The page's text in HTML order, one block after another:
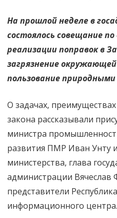
На прошлой неделе в
состоялось совещание
реализации поправок в
загрязнение
пользование природными
О задачах,
закона рассказывали
министра
развития ПМР Иван Унту
министерства, глава
администрации Вячеслав
представители
информационного центра.